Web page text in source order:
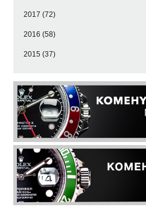
2017 (72)
2016 (58)
2015 (37)